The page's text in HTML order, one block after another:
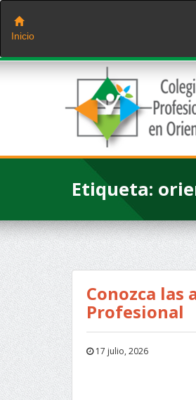
Saltar
contenido
Inicio
Etiqueta:
Conozca las
Profesional
17 julio, 2026